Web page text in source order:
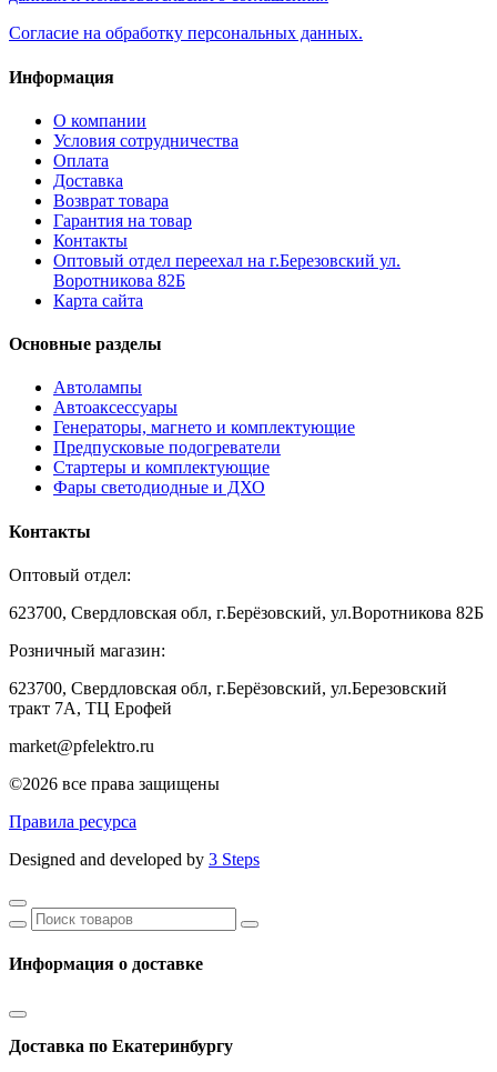
Согласие на обработку персональных данных.
Информация
О компании
Условия сотрудничества
Оплата
Доставка
Возврат товара
Гарантия на товар
Контакты
Оптовый отдел переехал на г.Березовский ул.
Воротникова 82Б
Карта сайта
Основные разделы
Автолампы
Автоаксессуары
Генераторы, магнето и комплектующие
Предпусковые подогреватели
Стартеры и комплектующие
Фары светодиодные и ДХО
Контакты
Оптовый отдел:
623700, Свердловская обл, г.Берёзовский, ул.Воротникова 82Б
Розничный магазин:
623700, Свердловская обл, г.Берёзовский, ул.Березовский
тракт 7А, ТЦ Ерофей
market@pfelektro.ru
©2026 все права защищены
Правила ресурса
Designed and developed by 3 Steps
Информация о доставке
Доставка по Екатеринбургу